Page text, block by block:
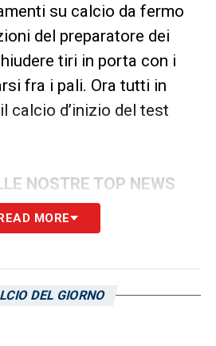
su calcio da fermo
del preparatore dei
tiri in porta con i
fra i pali. Ora tutti in
calcio d’inizio del test
NOSTRE TOP NEWS
MORE
DEL GIORNO